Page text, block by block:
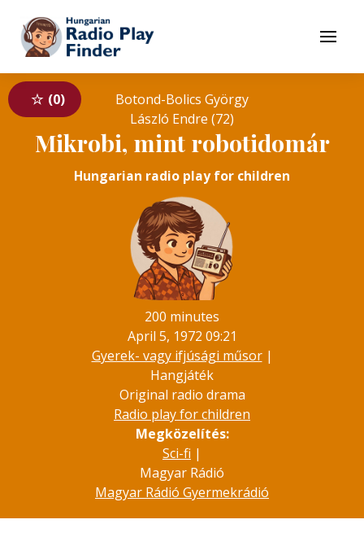
To contents
Menu
0
Botond-Bolics György
László Endre (72)
Mikrobi, mint robotidomár
Hungarian radio play for children
200 minutes
April 5, 1972 09:21
Gyerek- vagy ifjúsági műsor|
Hangjáték
Original radio drama
Radio play for children
Megközelítés:
Sci-fi |
Magyar Rádió
Magyar Rádió Gyermekrádió